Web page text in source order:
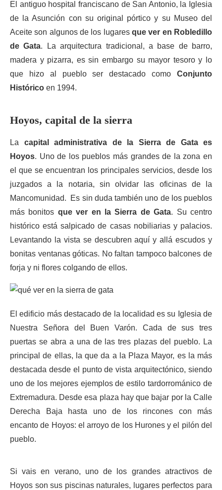
El antiguo hospital franciscano de San Antonio, la Iglesia
de la Asunción con su original pórtico y su Museo del
Aceite son algunos de los lugares que ver en Robledillo
de Gata. La arquitectura tradicional, a base de barro,
madera y pizarra, es sin embargo su mayor tesoro y lo
que hizo al pueblo ser destacado como Conjunto
Histórico en 1994.
Hoyos, capital de la sierra
La capital administrativa de la Sierra de Gata es
Hoyos. Uno de los pueblos más grandes de la zona en
el que se encuentran los principales servicios, desde los
juzgados a la notaria, sin olvidar las oficinas de la
Mancomunidad. Es sin duda también uno de los pueblos
más bonitos que ver en la Sierra de Gata. Su centro
histórico está salpicado de casas nobiliarias y palacios.
Levantando la vista se descubren aquí y allá escudos y
bonitas ventanas góticas. No faltan tampoco balcones de
forja y ni flores colgando de ellos.
El edificio más destacado de la localidad es su Iglesia de
Nuestra Señora del Buen Varón. Cada de sus tres
puertas se abra a una de las tres plazas del pueblo. La
principal de ellas, la que da a la Plaza Mayor, es la más
destacada desde el punto de vista arquitectónico, siendo
uno de los mejores ejemplos de estilo tardorrománico de
Extremadura. Desde esa plaza hay que bajar por la Calle
Derecha Baja hasta uno de los rincones con más
encanto de Hoyos: el arroyo de los Hurones y el pilón del
pueblo.
Si vais en verano, uno de los grandes atractivos de
Hoyos son sus piscinas naturales, lugares perfectos para